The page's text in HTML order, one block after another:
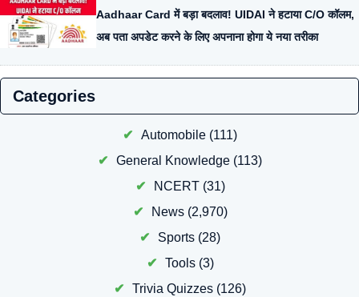
Aadhaar Card में बड़ा बदलाव! UIDAI ने हटाया C/O कॉलम,
अब पता अपडेट करने के लिए अपनाना होगा ये नया तरीका
Categories
Automobile (111)
General Knowledge (113)
NCERT(31)
News(2,970)
Sports (28)
Tools(3)
Trivia Quizzes (126)